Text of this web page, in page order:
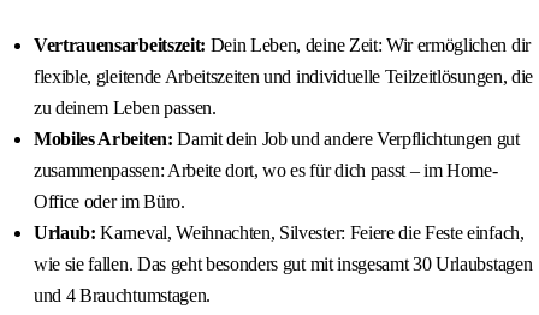
Vertrauensarbeitszeit: Dein Leben, deine Zeit: Wir ermöglichen dir
flexible, gleitende Arbeitszeiten und individuelle Teilzeitlösungen, die
zu deinem Leben passen.
Mobiles Arbeiten: Damit dein Job und andere Verpflichtungen gut
zusammenpassen: Arbeite dort, wo es für dich passt – im Home-
Office oder im Büro.
Urlaub: Karneval, Weihnachten, Silvester: Feiere die Feste einfach,
wie sie fallen. Das geht besonders gut mit insgesamt 30 Urlaubstagen
und 4 Brauchtumstagen.